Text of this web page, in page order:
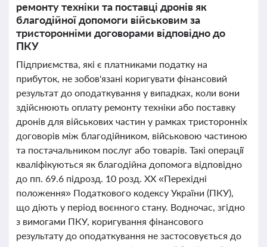
ремонту техніки та поставці дронів як
благодійної допомоги військовим за
тристоронніми договорами відповідно до
ПКУ
Підприємства, які є платниками податку на
прибуток, не зобов'язані коригувати фінансовий
результат до оподаткування у випадках, коли вони
здійснюють оплату ремонту техніки або поставку
дронів для військових частин у рамках тристоронніх
договорів між благодійником, військовою частиною
та постачальником послуг або товарів. Такі операції
кваліфікуються як благодійна допомога відповідно
до пп. 69.6 підрозд. 10 розд. ХХ «Перехідні
положення» Податкового кодексу України (ПКУ),
що діють у період воєнного стану. Водночас, згідно
з вимогами ПКУ, коригування фінансового
результату до оподаткування не застосовується до